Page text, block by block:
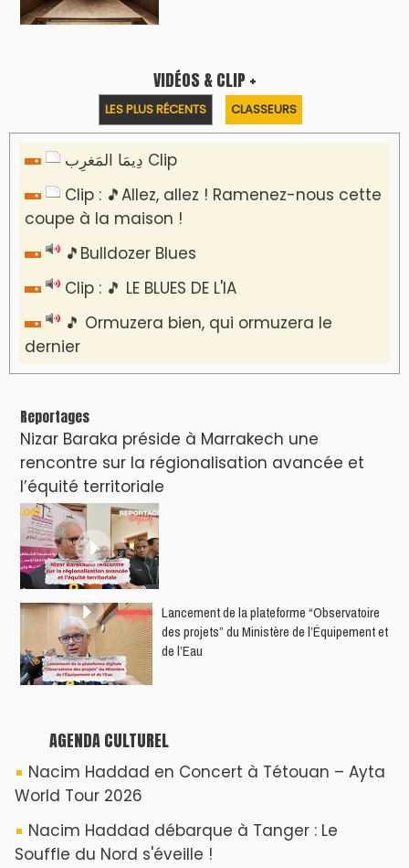
Reportages
Nizar Baraka préside à Marrakech une
l’équité territoriale
​Lancement de la plateforme “Observatoire
des projets” du Ministère de l’Équipement et
AGENDA CULTUREL
Nacim Haddad en Concert à Tétouan – Ayta
Nacim Haddad débarque à Tanger : Le
Souffle du Nord s'éveille !
Nacim Haddad Ayta World Tour à Rabat (
4ème date )
Hatim Ammor En Concert Exclusif à Tanger :
Un show Live Exceptionnel Cet été !
YASSAR présente son nouveau spectacle
"LAMHAYAB" à Rabat